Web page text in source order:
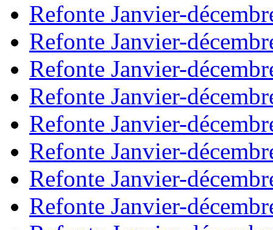
Refonte Janvier-
Refonte Janvier-
Refonte Janvier-
Refonte Janvier-
Refonte Janvier-
Refonte Janvier-
Refonte Janvier-
Refonte Janvier-